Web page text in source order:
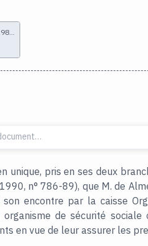
unique, pris en ses deux
n° 786-89), que M. de
encontre par la caisse
organisme de sécurité
en vue de leur assurer les